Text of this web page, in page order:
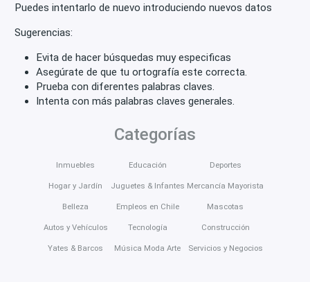
Puedes intentarlo de nuevo introduciendo nuevos datos
Sugerencias:
Evita de hacer búsquedas muy especificas
Asegúrate de que tu ortografía este correcta.
Prueba con diferentes palabras claves.
Intenta con más palabras claves generales.
Categorías
Inmuebles
Hogar y Jardín
Belleza
Autos y Vehículos
Yates & Barcos
Educación
Juguetes & Infantes
Empleos en Chile
Tecnología
Música Moda Arte
Deportes
Mercancía Mayorista
Mascotas
Construcción
Servicios y Negocios